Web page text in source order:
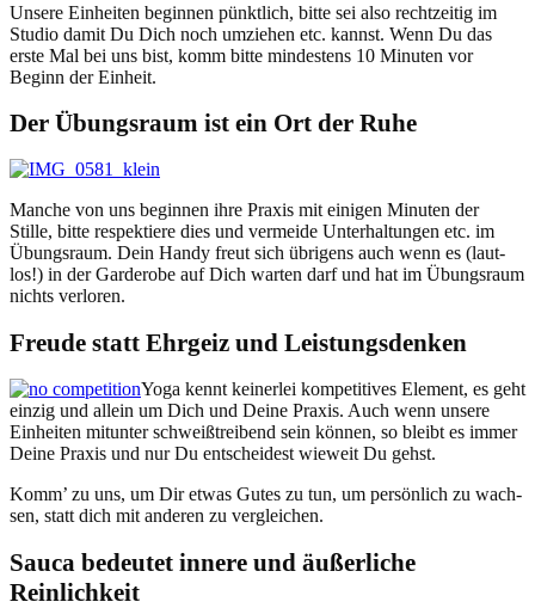
Unsere Ein­heit­en begin­nen pünk­tlich, bitte sei also rechtzeit­ig im
Stu­dio damit Du Dich noch umziehen etc. kannst. Wenn Du das
erste Mal bei uns bist, komm bitte min­destens 10 Minuten vor
Beginn der Einheit.
Der Übungsraum ist ein Ort der Ruhe
Manche von uns begin­nen ihre Prax­is mit eini­gen Minuten der
Stille, bitte respek­tiere dies und ver­mei­de Unter­hal­tun­gen etc. im
Übungsraum. Dein Handy freut sich übri­gens auch wenn es (laut­
los!) in der Garder­obe auf Dich warten darf und hat im Übungsraum
nichts verloren.
Freude statt Ehrgeiz und Leistungsdenken
Yoga ken­nt kein­er­lei kom­pet­i­tives Ele­ment, es geht
einzig und allein um Dich und Deine Prax­is. Auch wenn unsere
Ein­heit­en mitunter schweißtreibend sein kön­nen, so bleibt es immer
Deine Prax­is und nur Du entschei­dest wieweit Du gehst.
Komm’ zu uns, um Dir etwas Gutes zu tun, um per­sön­lich zu wach­
sen, statt dich mit anderen zu vergleichen.
Sauca bedeutet innere und äußerliche
Reinlichkeit